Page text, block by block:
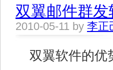
双翼邮件群
2010-05-11 by 李正
双翼软件的优